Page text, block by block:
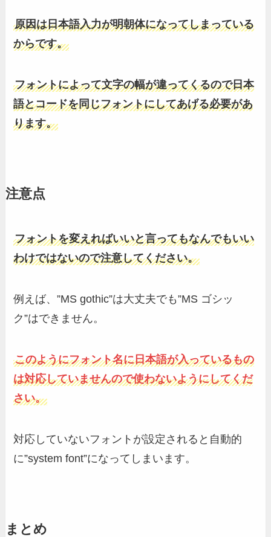
原因は日本語入力が明朝体になってしまっている
からです。
フォントによって文字の幅が違ってくるので日本
語とコードを同じフォントにしてあげる必要があ
ります。
注意点
フォントを変えればいいと言ってもなんでもいい
わけではないので注意してください。
例えば、”MS gothic”は大丈夫でも”MS ゴシッ
ク”はできません。
このようにフォント名に日本語が入っているもの
は対応していませんので使わないようにしてくだ
さい。
対応していないフォントが設定されると自動的
に”system font”になってしまいます。
まとめ